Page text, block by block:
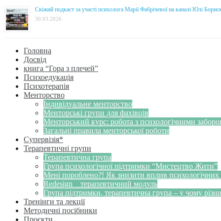
Свіжий подкаст за участі психолога Марії Фабрічевої на каналі Юлі
30.03.2026
Головна
Досвід
книга “Гора з плечей”
Психоедукація
Психотерапія
Менторство
Індивідуальне менторство
Менторські групи для фахівців
Менторський курс: робота з психологічними
Загальні правила менторської роботи
Супервізія*
Терапевтичні групи
Терапевтична група
Група психологічної підтримки “Мистецтво Жити”
Мені пороблено?! Як знизити вплив психологічних
Redesign _ терапевтичний модуль
Група підтримки, терапевтична група – у чому
Тренінги та лекції
Методичні посібники
Проєкти